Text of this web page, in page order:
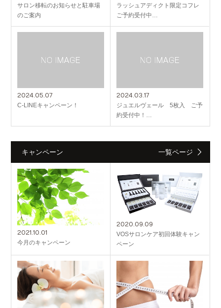
サロン移転のお知らせと駐車場
のご案内
ラッシュアディクト限定コフレ
ご予約受付中…
2024.05.07
C-LINEキャンペーン！
2024.03.17
ジュエルヴェール 5枚入 ご予
約受付中！…
キャンペーン 一覧ページ
2021.10.01
今月のキャンペーン
2020.09.09
VOSサロンケア初回体験キャン
ペーン